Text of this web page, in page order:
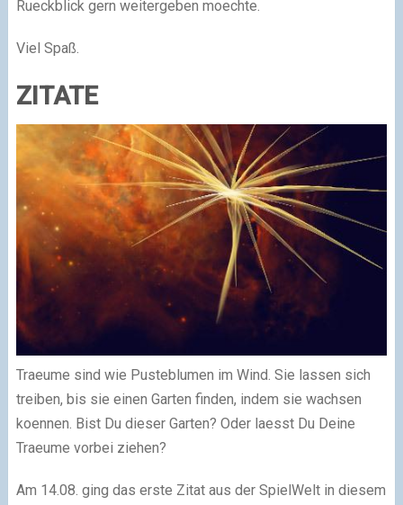
Rueckblick gern weitergeben moechte.
Viel Spaß.
ZITATE
Traeume sind wie Pusteblumen im Wind. Sie lassen sich
treiben, bis sie einen Garten finden, indem sie wachsen
koennen. Bist Du dieser Garten? Oder laesst Du Deine
Traeume vorbei ziehen?
Am 14.08. ging das erste Zitat aus der SpielWelt in diesem